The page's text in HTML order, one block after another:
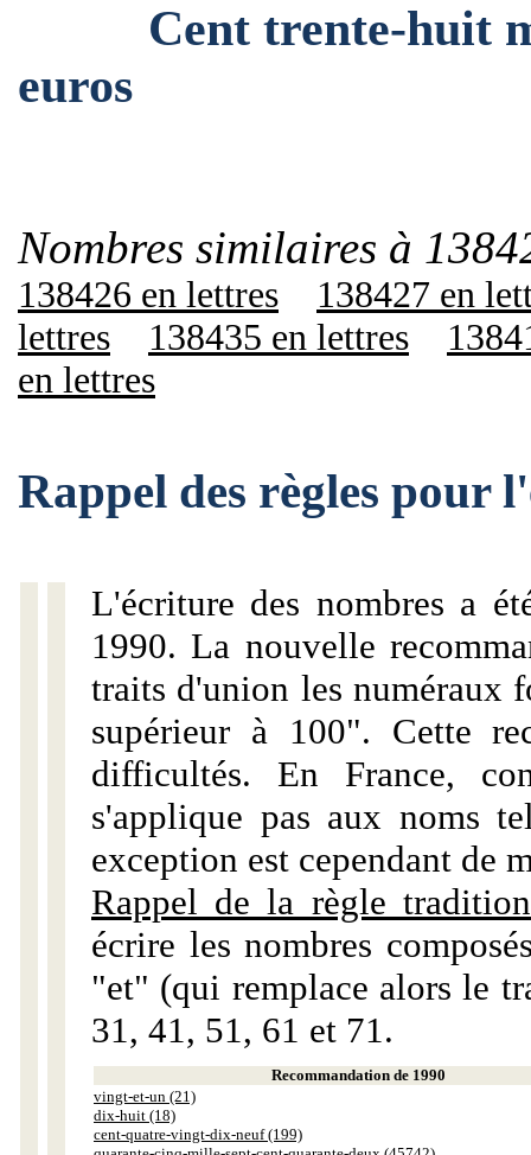
Cent trente-huit
euros
Nombres similaires à
138426 en lettres
138427 en
lettres
138435 en lettres
en lettres
Rappel des règles pour
L'écriture des nombres a
1990. La nouvelle
traits d'union les numéraux
supérieur à 100". Cette
difficultés. En France,
s'applique pas aux noms
exception est cependant de
Rappel de la règle
écrire les nombres
"et" (qui remplace alors le
31, 41, 51, 61 et 71.
Recommandation de 1990
vingt-et-un (21)
dix-huit (18)
cent-quatre-vingt-dix-neuf (199)